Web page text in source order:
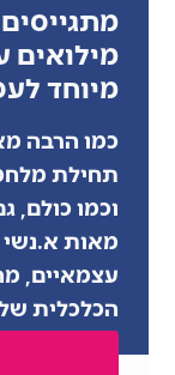
מילואים
מיוחד
תחילת
וכמו כולם,
מאות א.נשי
עצמאיים,
הכלכלית